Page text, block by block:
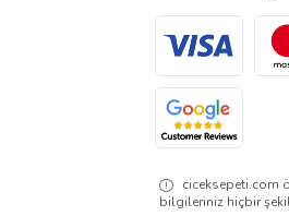
ciceksepeti.com
bilgileriniz hiçbir